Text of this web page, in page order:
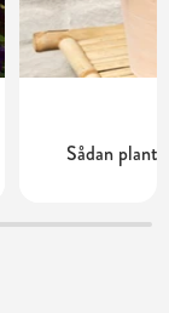
Sådan